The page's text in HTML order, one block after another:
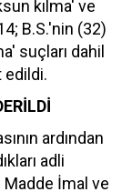
kılma' ve
B.S.'nin (32)
suçları dahil
edildi.
ardından
adli
Madde İmal ve